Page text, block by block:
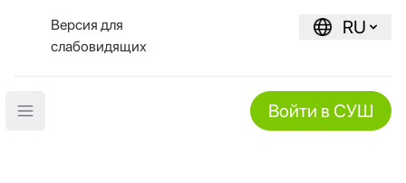
Версия для
слабовидящих
RU
Open main menu Войти в СУШ